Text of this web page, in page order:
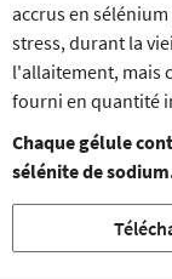
accrus en
stress, durant la
l'allaitement, mais
fourni en quantité
Chaque gélule
sélénite de